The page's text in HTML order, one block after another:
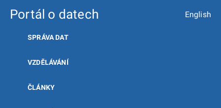
Portál o datech English
SPRÁVA DAT
VZDĚLÁVÁNÍ
ČLÁNKY